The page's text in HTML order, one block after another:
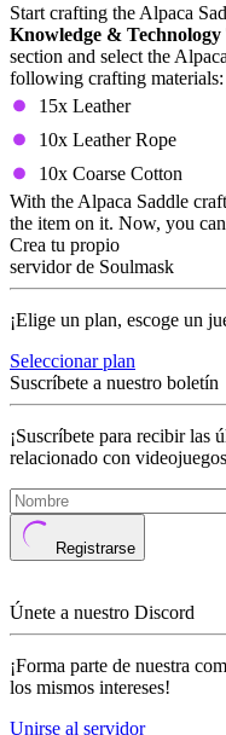
Start crafting the Alpaca
Knowledge & Technology
section and select the
following crafting materials:
15x Leather
10x Leather Rope
10x Coarse Cotton
With the Alpaca Saddle
the item on it. Now, you
Crea tu propio
servidor de Soulmask
¡Elige un plan, escoge un
Seleccionar plan
Suscríbete a nuestro boletín
¡Suscríbete para recibir las
relacionado con
Registrarse
Únete a nuestro Discord
¡Forma parte de nuestra
los mismos intereses!
Unirse al servidor